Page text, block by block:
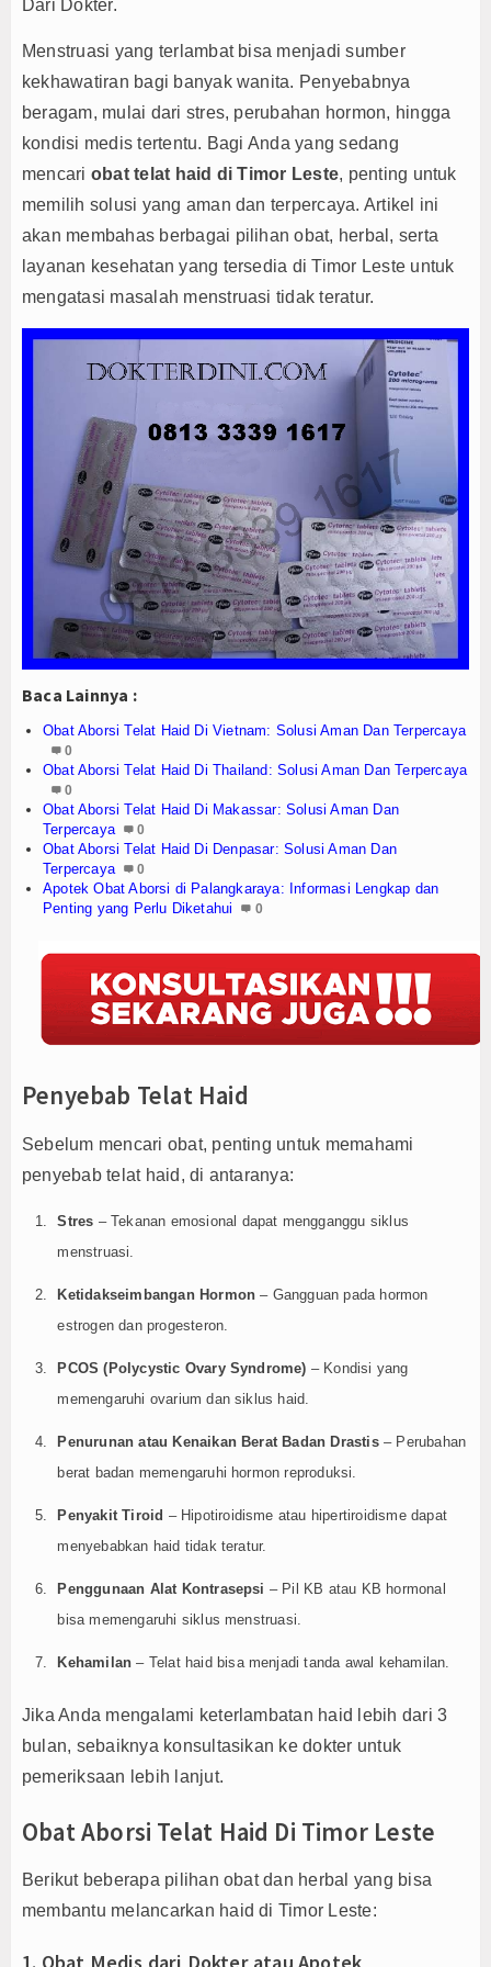
Dari Dokter.
Menstruasi yang terlambat bisa menjadi sumber
kekhawatiran bagi banyak wanita. Penyebabnya
beragam, mulai dari stres, perubahan hormon, hingga
kondisi medis tertentu. Bagi Anda yang sedang
mencari obat telat haid di Timor Leste, penting untuk
memilih solusi yang aman dan terpercaya. Artikel ini
akan membahas berbagai pilihan obat, herbal, serta
layanan kesehatan yang tersedia di Timor Leste untuk
mengatasi masalah menstruasi tidak teratur.
Baca Lainnya :
Obat Aborsi Telat Haid Di Vietnam: Solusi Aman Dan Terpercaya
0
Obat Aborsi Telat Haid Di Thailand: Solusi Aman Dan Terpercaya
0
Obat Aborsi Telat Haid Di Makassar: Solusi Aman Dan
Terpercaya
0
Obat Aborsi Telat Haid Di Denpasar: Solusi Aman Dan
Terpercaya
0
Apotek Obat Aborsi di Palangkaraya: Informasi Lengkap dan
Penting yang Perlu Diketahui
0
Penyebab Telat Haid
Sebelum mencari obat, penting untuk memahami
penyebab telat haid, di antaranya:
Stres – Tekanan emosional dapat mengganggu siklus
menstruasi.
Ketidakseimbangan Hormon – Gangguan pada hormon
estrogen dan progesteron.
PCOS (Polycystic Ovary Syndrome) – Kondisi yang
memengaruhi ovarium dan siklus haid.
Penurunan atau Kenaikan Berat Badan Drastis– Perubahan
berat badan memengaruhi hormon reproduksi.
Penyakit Tiroid – Hipotiroidisme atau hipertiroidisme dapat
menyebabkan haid tidak teratur.
Penggunaan Alat Kontrasepsi – Pil KB atau KB hormonal
bisa memengaruhi siklus menstruasi.
Kehamilan – Telat haid bisa menjadi tanda awal kehamilan.
Jika Anda mengalami keterlambatan haid lebih dari 3
bulan, sebaiknya konsultasikan ke dokter untuk
pemeriksaan lebih lanjut.
Obat Aborsi Telat Haid Di Timor Leste
Berikut beberapa pilihan obat dan herbal yang bisa
membantu melancarkan haid di Timor Leste:
1. Obat Medis dari Dokter atau Apotek